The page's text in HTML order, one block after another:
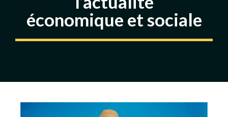
économique et sociale